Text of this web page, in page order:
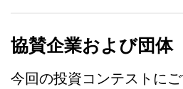
協賛企業および団体
今回の投資コンテストに